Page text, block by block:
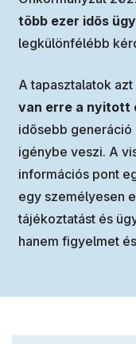
több ezer idős
legkülönfélébb
A tapasztalatok
van erre a nyitott
idősebb generáció
igénybe veszi. A
információs pont
egy személyesen
tájékoztatást és
hanem figyelmet